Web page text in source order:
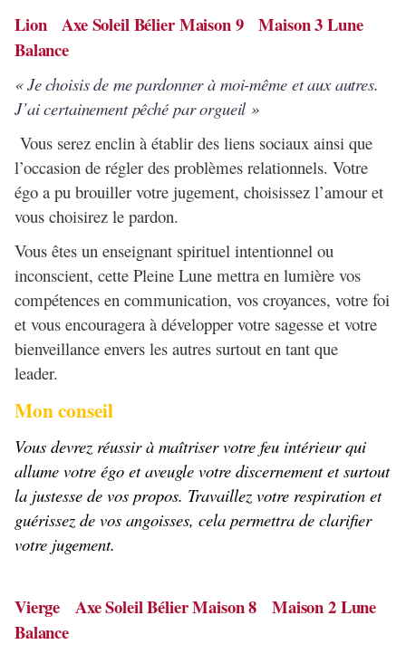
Lion Axe Soleil Bélier Maison 9 Maison 3 Lune
Balance
« Je choisis de me pardonner à moi-même et aux autres.
J’ai certainement pêché par orgueil »
Vous serez enclin à établir des liens sociaux ainsi que
l’occasion de régler des problèmes relationnels. Votre
égo a pu brouiller votre jugement, choisissez l’amour et
vous choisirez le pardon.
Vous êtes un enseignant spirituel intentionnel ou
inconscient, cette Pleine Lune mettra en lumière vos
compétences en communication, vos croyances, votre foi
et vous encouragera à développer votre sagesse et votre
bienveillance envers les autres surtout en tant que
leader.
Mon conseil
Vous devrez réussir à maîtriser votre feu intérieur qui
allume votre égo et aveugle votre discernement et surtout
la justesse de vos propos. Travaillez votre respiration et
guérissez de vos angoisses, cela permettra de clarifier
votre jugement.
Vierge Axe Soleil Bélier Maison 8 Maison 2 Lune
Balance